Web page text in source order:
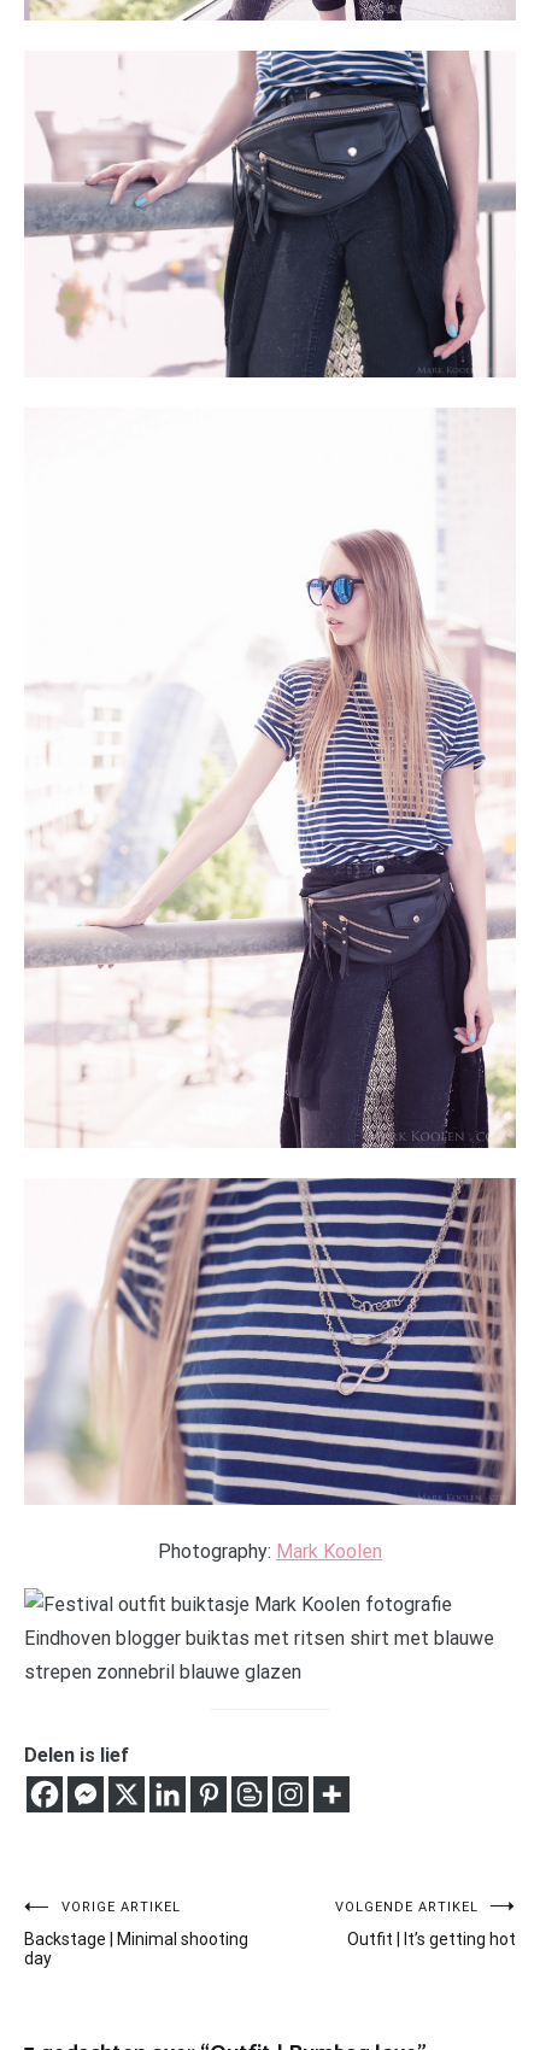
Photography: Mark Koolen
Delen is lief
Bericht
navigatie
VORIGE ARTIKEL
Backstage | Minimal shooting
day
VOLGENDE ARTIKEL
Outfit | It’s getting hot